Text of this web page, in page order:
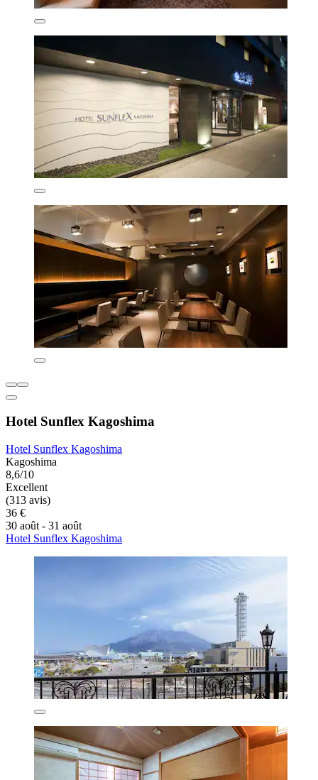
Hotel Sunflex Kagoshima
Hotel Sunflex Kagoshima
Kagoshima
8,6/10
Excellent
(313 avis)
36 €
30 août - 31 août
Hotel Sunflex Kagoshima